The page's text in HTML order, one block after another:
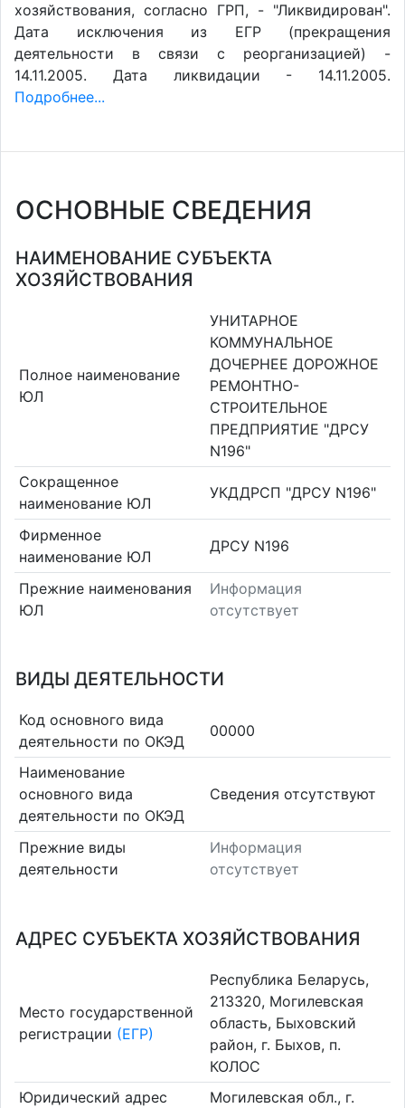
хозяйствования, согласно ГРП, - "Ликвидирован".
Дата исключения из ЕГР (прекращения
деятельности в связи с реорганизацией) -
14.11.2005. Дата ликвидации - 14.11.2005.
Подробнее...
ОСНОВНЫЕ СВЕДЕНИЯ
НАИМЕНОВАНИЕ СУБЪЕКТА
ХОЗЯЙСТВОВАНИЯ
Полное наименование
ЮЛ
УНИТАРНОЕ
КОММУНАЛЬНОЕ
ДОЧЕРНЕЕ ДОРОЖНОЕ
РЕМОНТНО-
СТРОИТЕЛЬНОЕ
ПРЕДПРИЯТИЕ "ДРСУ
N196"
Сокращенное
наименование ЮЛ
УКДДРСП "ДРСУ N196"
Фирменное
наименование ЮЛ
ДРСУ N196
Прежние наименования
ЮЛ
Информация
отсутствует
ВИДЫ ДЕЯТЕЛЬНОСТИ
Код основного вида
деятельности по ОКЭД
00000
Наименование
основного вида
деятельности по ОКЭД
Cведения отсутствуют
Прежние виды
деятельности
Информация
отсутствует
АДРЕС СУБЪЕКТА ХОЗЯЙСТВОВАНИЯ
Место государственной
регистрации (ЕГР)
Республика Беларусь,
213320, Могилевская
область, Быховский
район, г. Быхов, п.
КОЛОС
Юридический адрес
Могилевская обл., г.